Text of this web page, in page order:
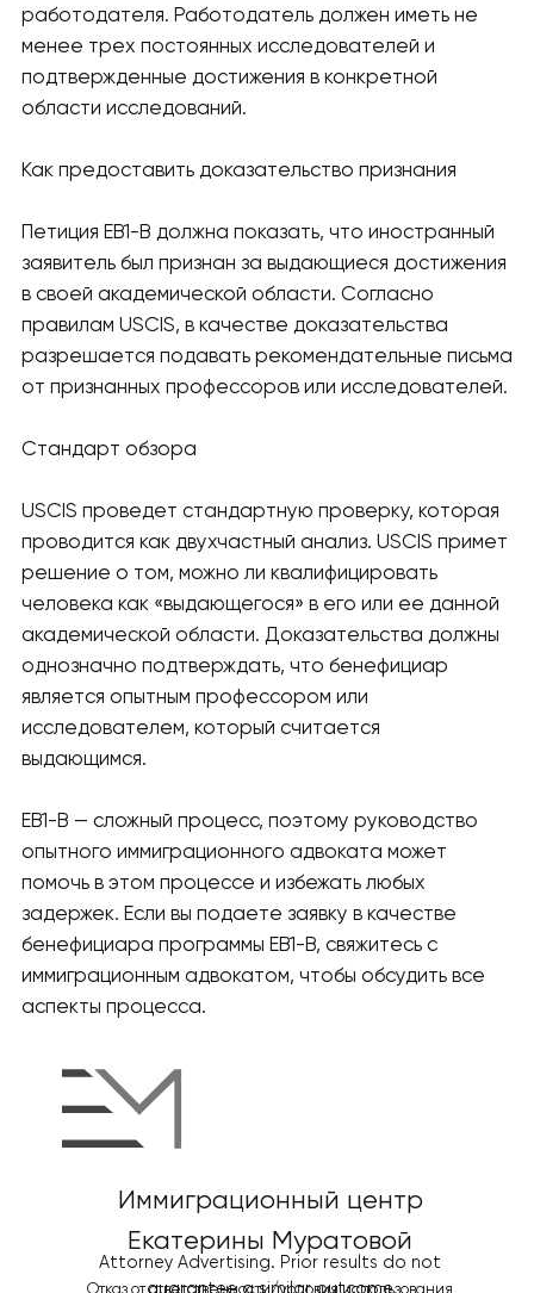
работодателя. Работодатель должен иметь не
менее трех постоянных исследователей и
подтвержденные достижения в конкретной
области исследований.
Как предоставить доказательство признания
Петиция EB1-B должна показать, что иностранный
заявитель был признан за выдающиеся достижения
в своей академической области. Согласно
правилам USCIS, в качестве доказательства
разрешается подавать рекомендательные письма
от признанных профессоров или исследователей.
Стандарт обзора
USCIS проведет стандартную проверку, которая
проводится как двухчастный анализ. USCIS примет
решение о том, можно ли квалифицировать
человека как «выдающегося» в его или ее данной
академической области. Доказательства должны
однозначно подтверждать, что бенефициар
является опытным профессором или
исследователем, который считается
выдающимся.
EB1-B — сложный процесс, поэтому руководство
опытного иммиграционного адвоката может
помочь в этом процессе и избежать любых
задержек. Если вы подаете заявку в качестве
бенефициара программы EB1-B, свяжитесь с
иммиграционным адвокатом, чтобы обсудить все
аспекты процесса.
Иммиграционный центр
Екатерины Муратовой
Attorney Advertising. Prior results do not
guarantee a similar outcome
Отказ от ответственности/условия использования